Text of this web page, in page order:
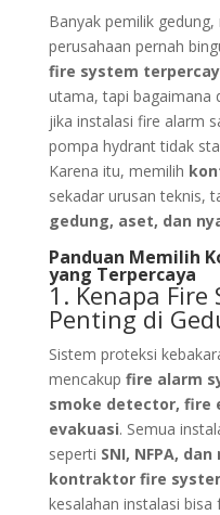
Banyak pemilik
perusahaan pernah
fire system
utama, tapi bagaimana
jika instalasi fire alarm
pompa hydrant tidak
Karena itu, memilih
sekadar urusan teknis,
gedung, aset, dan
Panduan Memilih
yang Terpercaya
1. Kenapa Fire
Penting di
Sistem proteksi
mencakup fire alarm
smoke detector, fire
evakuasi. Semua
seperti SNI, NFPA,
kontraktor fire
kesalahan instalasi